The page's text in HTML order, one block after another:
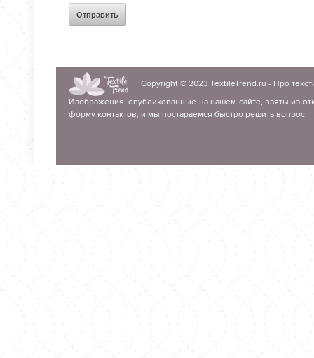
Copyright © 2023 TextileTrend.ru - Про
Изображения, опубликованные на нашем сайте, взяты из
форму контактов, и мы постараемся быстро решить вопрос.